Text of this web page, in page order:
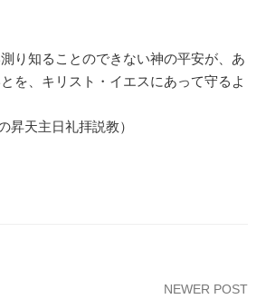
り知ることのできない神の平安が、あ
を、キリスト・イエスにあって守るよ
昇天主日礼拝説教）
NEWER POST